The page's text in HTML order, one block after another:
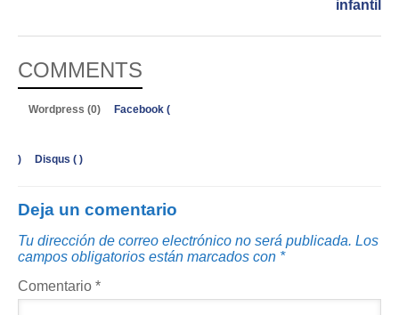
infantil
COMMENTS
Wordpress (0) Facebook (
) Disqus ( )
Deja un comentario
Tu dirección de correo electrónico no será publicada. Los
campos obligatorios están marcados con *
Comentario *